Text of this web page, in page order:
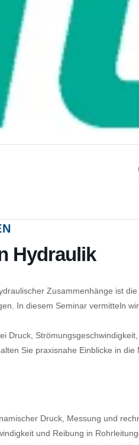
Hydraulik
Zusammenhänge ist
In diesem Seminar vermitteln
Druck,
Sie praxisnahe Einblicke in
Druck, Messung und
und Reibung in